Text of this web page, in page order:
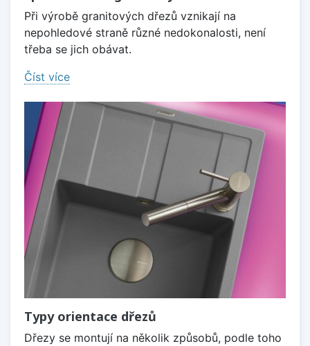
Při výrobě granitových dřezů vznikají na
nepohledové straně různé nedokonalosti, není
třeba se jich obávat.
Číst více
Typy orientace dřezů
Dřezy se montují na několik způsobů, podle toho